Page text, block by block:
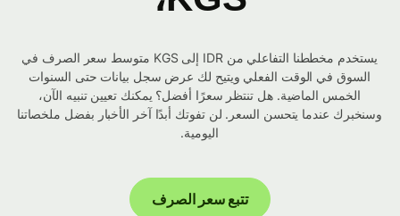
يستخدم مخططنا التفاعلي من IDR إلى KGS متوسط ​​سعر الصرف في
السوق في الوقت الفعلي ويتيح لك عرض سجل بيانات حتى السنوات
الخمس الماضية. هل تنتظر سعرًا أفضل؟ يمكنك تعيين تنبيه الآن،
وسنخبرك عندما يتحسن السعر. لن تفوتك أبدًا آخر الأخبار بفضل ملخصاتنا
اليومية.
تتبع سعر الصرف